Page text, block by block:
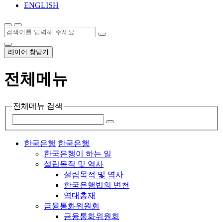
ENGLISH
레이어 창닫기
전체메뉴
전체메뉴 검색
한국은행 한국은행
한국은행이 하는 일
설립목적 및 역사
설립목적 및 역사
한국은행법의 변천
역대총재
금융통화위원회
금융통화위원회